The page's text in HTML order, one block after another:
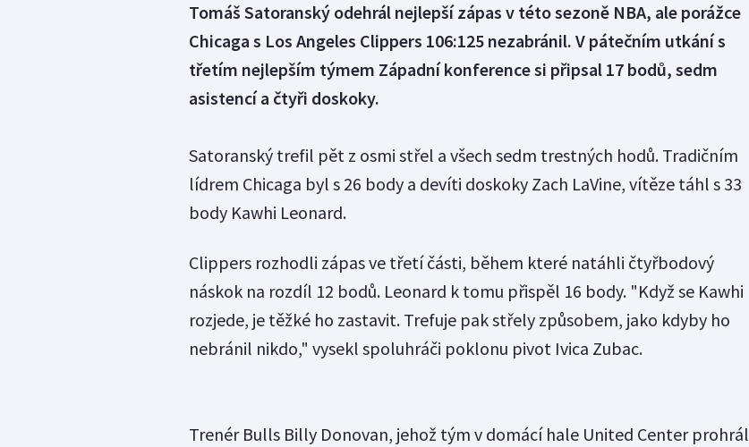
Tomáš Satoranský odehrál nejlepší zápas v této sezoně NBA, ale porážce
Chicaga s Los Angeles Clippers 106:125 nezabránil. V pátečním utkání s
třetím nejlepším týmem Západní konference si připsal 17 bodů, sedm
asistencí a čtyři doskoky.
Satoranský trefil pět z osmi střel a všech sedm trestných hodů. Tradičním
lídrem Chicaga byl s 26 body a devíti doskoky Zach LaVine, vítěze táhl s 33
body Kawhi Leonard.
Clippers rozhodli zápas ve třetí části, během které natáhli čtyřbodový
náskok na rozdíl 12 bodů. Leonard k tomu přispěl 16 body. "Když se Kawhi
rozjede, je těžké ho zastavit. Trefuje pak střely způsobem, jako kdyby ho
nebránil nikdo," vysekl spoluhráči poklonu pivot Ivica Zubac.
Trenér Bulls Billy Donovan, jehož tým v domácí hale United Center prohrál